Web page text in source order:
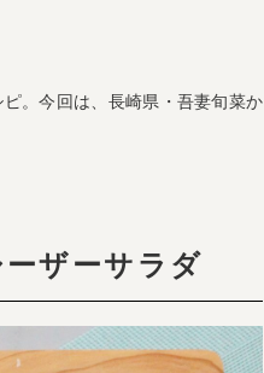
。今回は、長崎県・吾妻旬菜か
ザーサラダ